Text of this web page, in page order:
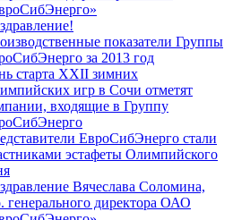
показатели Группы
за 2013 год
старта XXII зимних
игр в Сочи отметят
входящие в Группу
ЕвроСибЭнерго стали
эстафеты Олимпийского
Вячеслава Соломина,
генерального директора ОАО